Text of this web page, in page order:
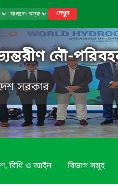
দেখুন
নৌ-
সরকার
বিধি ও আইন বিভাগ সমূহ